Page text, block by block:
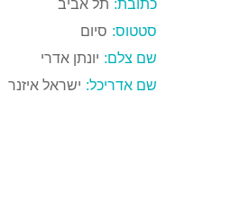
כתובת: תל אביב
סטטוס: סיום
שם צלם: יונתן אדרי
שם אדריכל: ישראל איזנר